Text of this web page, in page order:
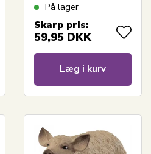
På lager
Skarp pris:
59,95 DKK
Læg i kurv